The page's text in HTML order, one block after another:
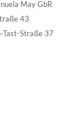
May GbR
43
Tast-Straße 37